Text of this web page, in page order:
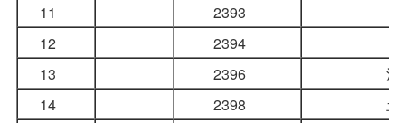
11
2393
12
2394
13
2396
混
14
2398
土